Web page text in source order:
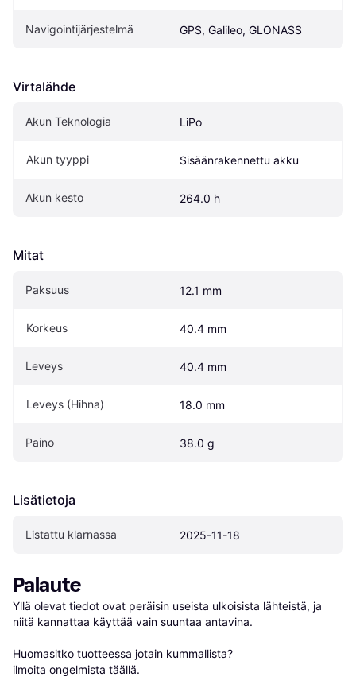
Navigointijärjestelmä GPS, Galileo, GLONASS
Virtalähde
Akun Teknologia LiPo
Akun tyyppi Sisäänrakennettu akku
Akun kesto 264.0 h
Mitat
Paksuus 12.1 mm
Korkeus 40.4 mm
Leveys 40.4 mm
Leveys (Hihna) 18.0 mm
Paino 38.0 g
Lisätietoja
Listattu klarnassa 2025-11-18
Palaute
Yllä olevat tiedot ovat peräisin useista ulkoisista lähteistä, ja
niitä kannattaa käyttää vain suuntaa antavina.
Huomasitko tuotteessa jotain kummallista?
ilmoita ongelmista täällä.